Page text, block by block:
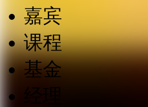
嘉宾
课程
基金
经理